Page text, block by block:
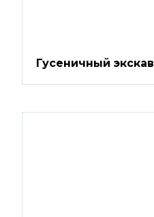
Гусеничный